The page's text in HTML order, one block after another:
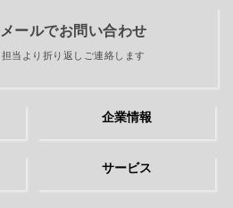
メールでお問い合わせ
担当より折り返しご連絡します
企業情報
サービス